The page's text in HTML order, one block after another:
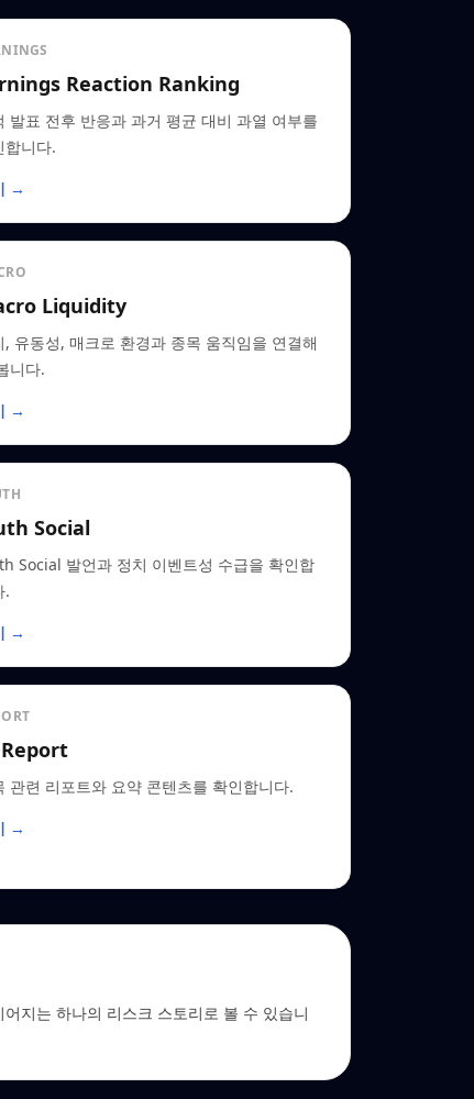
Reaction Ranking
발표 전후 반응과 과거 평균 대비 과열 여부를
합니다.
→
Liquidity
, 유동성, 매크로 환경과 종목 움직임을 연결해
니다.
→
Social
Social 발언과 정치 이벤트성 수급을 확인합
.
→
관련 리포트와 요약 콘텐츠를 확인합니다.
→
는 하나의 리스크 스토리로 볼 수 있습니